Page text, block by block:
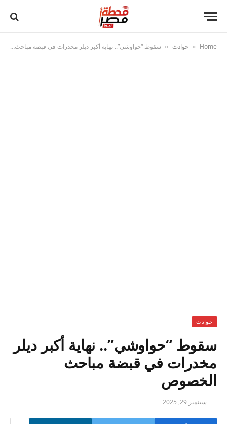
Home
» حوادث » سقوط “حواوشي”.. نهاية أكبر ديلر مخدرات في قبضة مباحث الخصوص
حوادث
سقوط “حواوشي”.. نهاية أكبر ديلر
مخدرات في قبضة مباحث
الخصوص
سبتمبر 29, 2025